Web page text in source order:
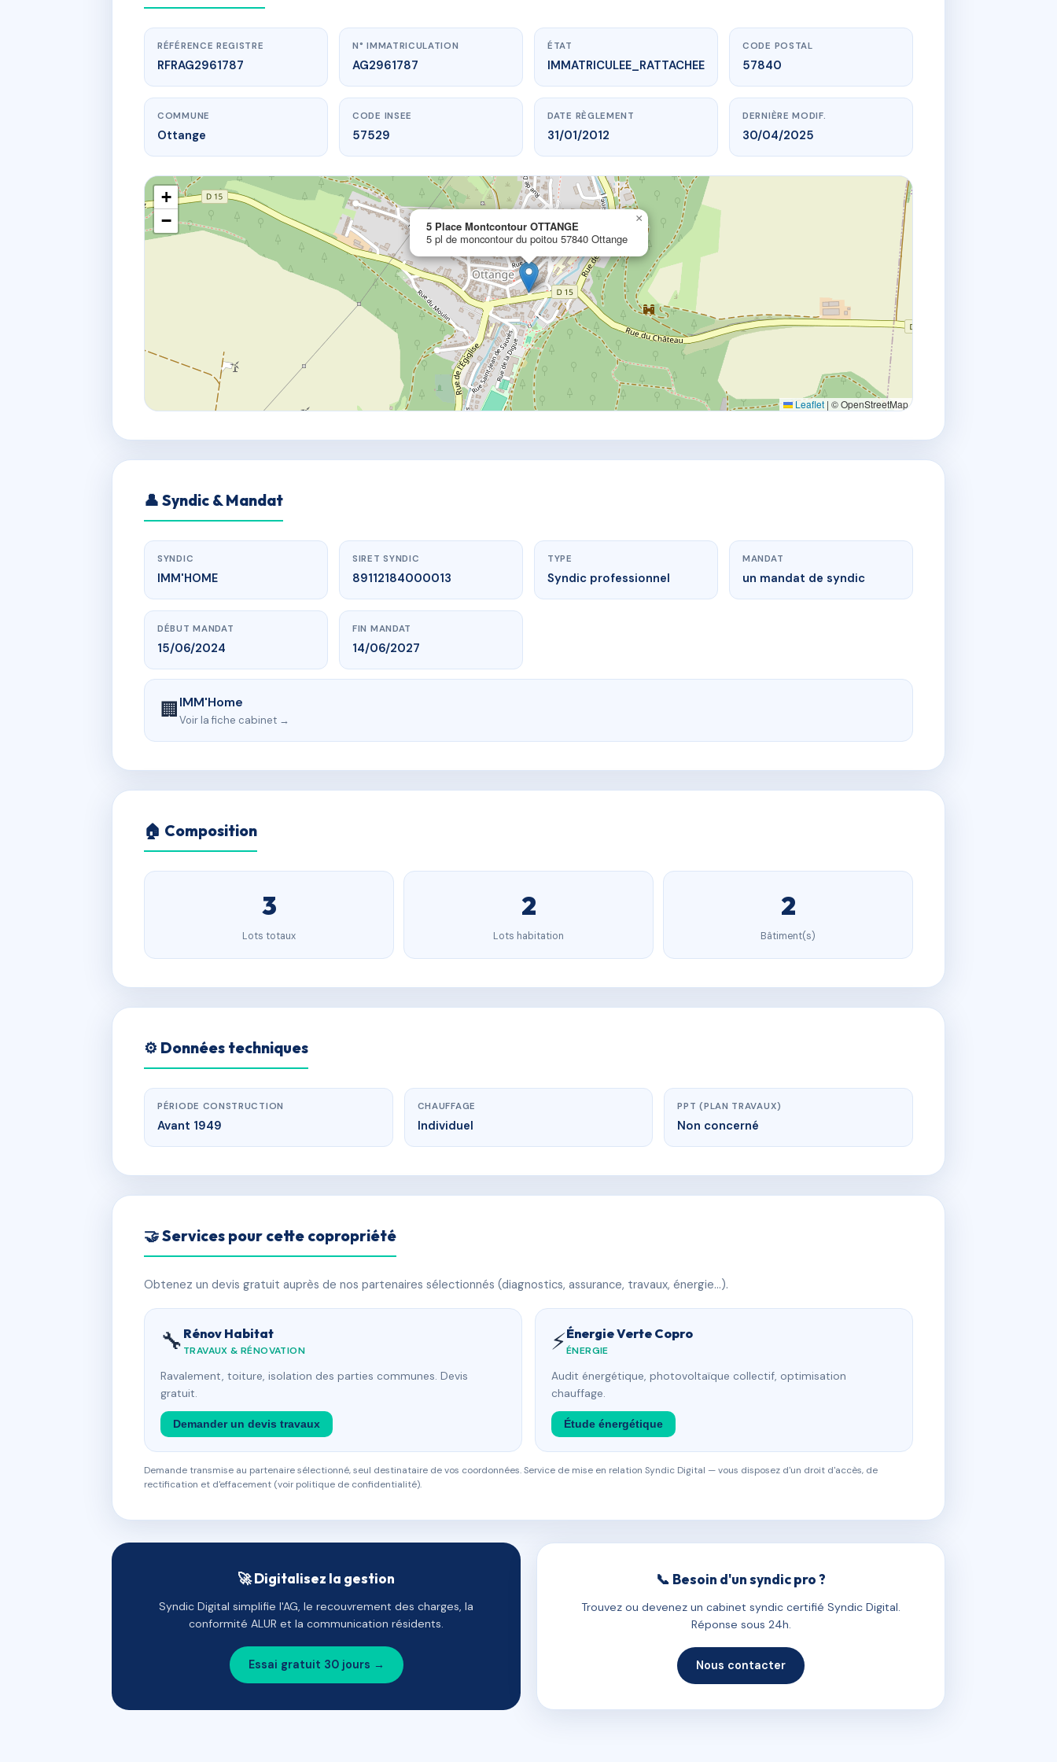
www.vme.plus/AG2961787
5 Place Montcontour OTTANGE
5 pl de moncontour du poitou57840 Ottange
RÉFÉRENCE REGISTRE
RFRAG2961787
N° IMMATRICULATION
AG2961787
ÉTAT
IMMATRICULEE_RATTACHEE
CODE POSTAL
57840
COMMUNE
Ottange
CODE INSEE
57529
DATE RÈGLEMENT
31/01/2012
DERNIÈRE MODIF.
30/04/2025
5 Place Montcontour OTTANGE
5 pl de moncontour du poitou 57840 Ottange
×
+
−
Leaflet | © OpenStreetMap
👤 Syndic & Mandat
SYNDIC
IMM'HOME
SIRET SYNDIC
89112184000013
TYPE
Syndic professionnel
MANDAT
un mandat de syndic
DÉBUT MANDAT
15/06/2024
FIN MANDAT
14/06/2027
🏢IMM'Home
Voir la fiche cabinet →
🏠 Composition
3
Lots totaux
2
Lots habitation
2
Bâtiment(s)
⚙️ Données techniques
PÉRIODE CONSTRUCTION
Avant 1949
CHAUFFAGE
Individuel
PPT (PLAN TRAVAUX)
Non concerné
🤝 Services pour cette copropriété
Obtenez un devis gratuit auprès de nos partenaires sélectionnés (diagnostics, assurance, travaux, énergie…).
🔧 Rénov Habitat
TRAVAUX & RÉNOVATION
Ravalement, toiture, isolation des parties communes. Devis
gratuit.
Demander un devis travaux
⚡Énergie Verte Copro
ÉNERGIE
Audit énergétique, photovoltaïque collectif, optimisation
chauffage.
Étude énergétique
Demande transmise au partenaire sélectionné, seul destinataire de vos coordonnées. Service de mise en relation Syndic Digital — vous disposez d'un droit d'accès, de
rectification et d'effacement (voir politique de confidentialité).
🚀 Digitalisez la gestion
Syndic Digital simplifie l'AG, le recouvrement des charges, la
conformité ALUR et la communication résidents.
Essai gratuit 30 jours →
📞 Besoin d'un syndic pro ?
Trouvez ou devenez un cabinet syndic certifié Syndic Digital.
Réponse sous 24h.
Nous contacter